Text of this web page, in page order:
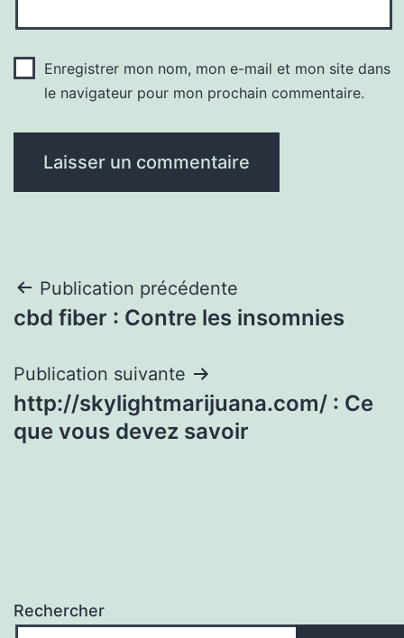
Enregistrer mon nom, mon e-mail et mon site dans
le navigateur pour mon prochain commentaire.
Navigation
de
l’article
Publication précédente
cbd fiber : Contre les insomnies
Publication suivante
http://skylightmarijuana.com/ : Ce
que vous devez savoir
Rechercher